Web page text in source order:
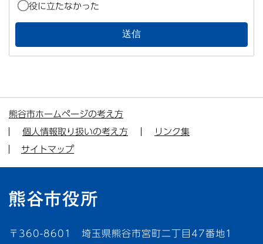
役に立たなかった
熊谷市ホームページの考え方
個人情報取り扱いの考え方
リンク集
サイトマップ
〒360-8601 埼玉県熊谷市宮町二丁目47番地1